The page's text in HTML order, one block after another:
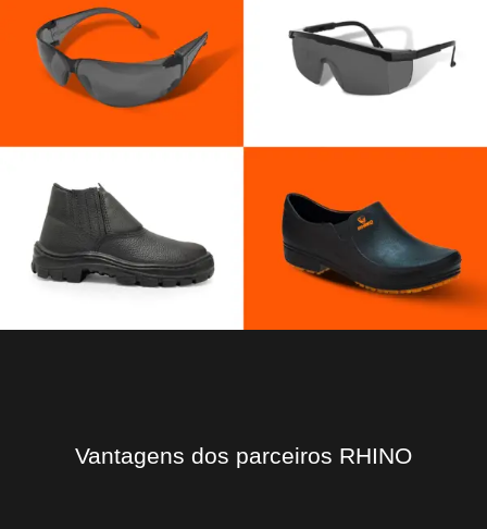
Vantagens dos parceiros RHINO